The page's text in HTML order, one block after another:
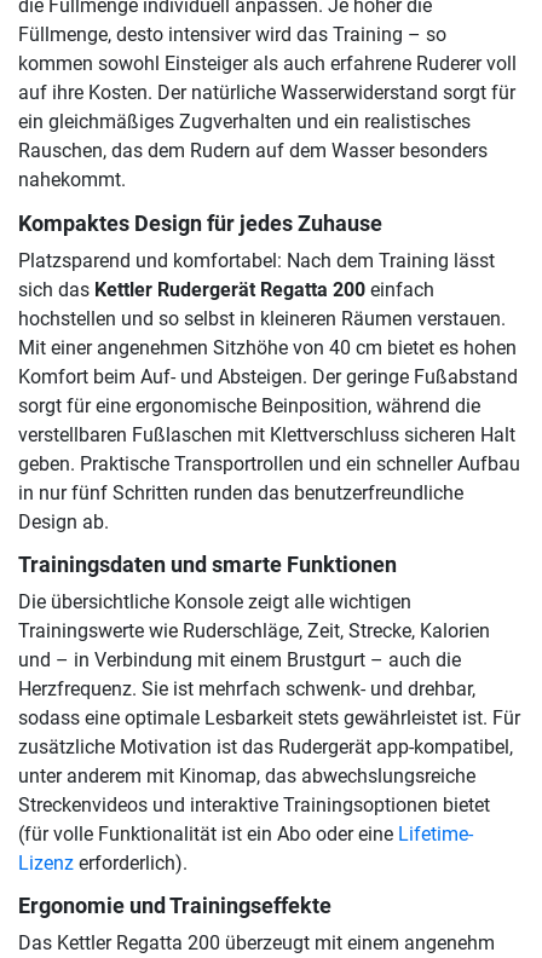
die Füllmenge individuell anpassen. Je höher die
Füllmenge, desto intensiver wird das Training – so
kommen sowohl Einsteiger als auch erfahrene Ruderer voll
auf ihre Kosten. Der natürliche Wasserwiderstand sorgt für
ein gleichmäßiges Zugverhalten und ein realistisches
Rauschen, das dem Rudern auf dem Wasser besonders
nahekommt.
Kompaktes Design für jedes Zuhause
Platzsparend und komfortabel: Nach dem Training lässt
sich das Kettler Rudergerät Regatta 200 einfach
hochstellen und so selbst in kleineren Räumen verstauen.
Mit einer angenehmen Sitzhöhe von 40 cm bietet es hohen
Komfort beim Auf- und Absteigen. Der geringe Fußabstand
sorgt für eine ergonomische Beinposition, während die
verstellbaren Fußlaschen mit Klettverschluss sicheren Halt
geben. Praktische Transportrollen und ein schneller Aufbau
in nur fünf Schritten runden das benutzerfreundliche
Design ab.
Trainingsdaten und smarte Funktionen
Die übersichtliche Konsole zeigt alle wichtigen
Trainingswerte wie Ruderschläge, Zeit, Strecke, Kalorien
und – in Verbindung mit einem Brustgurt – auch die
Herzfrequenz. Sie ist mehrfach schwenk- und drehbar,
sodass eine optimale Lesbarkeit stets gewährleistet ist. Für
zusätzliche Motivation ist das Rudergerät app-kompatibel,
unter anderem mit Kinomap, das abwechslungsreiche
Streckenvideos und interaktive Trainingsoptionen bietet
(für volle Funktionalität ist ein Abo oder eine Lifetime-
Lizenz erforderlich).
Ergonomie und Trainingseffekte
Das Kettler Regatta 200 überzeugt mit einem angenehm